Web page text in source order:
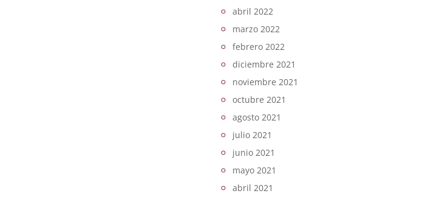
abril 2022
marzo 2022
febrero 2022
diciembre 2021
noviembre 2021
octubre 2021
agosto 2021
julio 2021
junio 2021
mayo 2021
abril 2021